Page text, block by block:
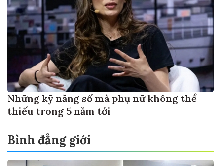
Những kỹ năng số mà phụ nữ không thể
thiếu trong 5 năm tới
Bình đẳng giới